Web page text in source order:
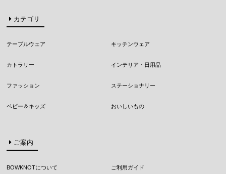
カテゴリ
テーブルウェア キッチンウェア
カトラリー インテリア・日用品
ファッション ステーショナリー
ベビー＆キッズ おいしいもの
ご案内
BOWKNOTについて ご利用ガイド